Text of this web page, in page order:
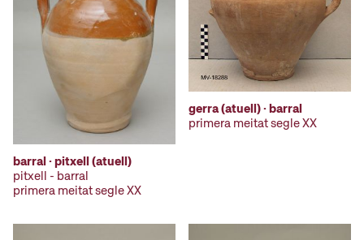
barral · pitxell (atuell)
pitxell - barral
primera meitat segle XX
gerra (atuell) · barral
primera meitat segle XX